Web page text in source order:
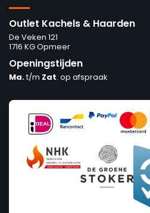
Outlet Kachels & Haarden
De Veken 121
1716 KG Opmeer
Openingstijden
Ma.t/m Zat. op afspraak